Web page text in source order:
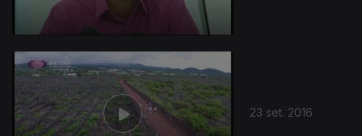
23 set. 2016